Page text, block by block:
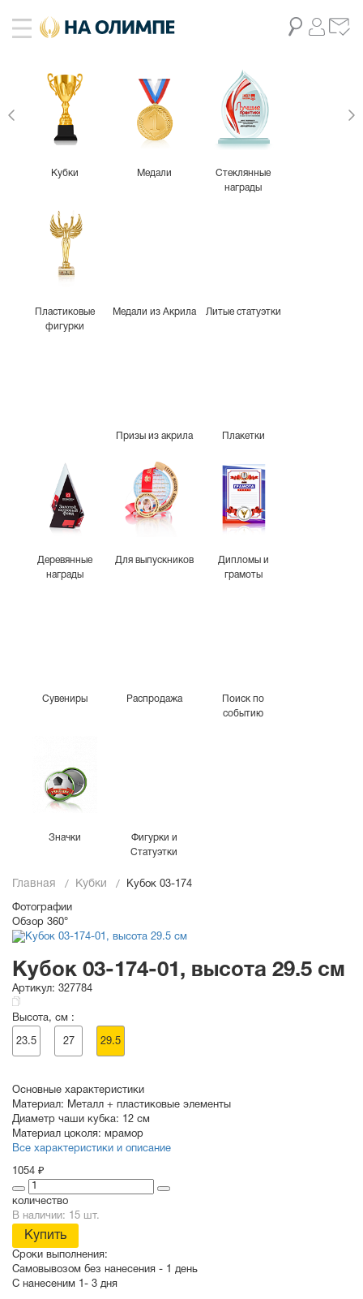
Кубки Медали
Стеклянные
награды
Пластиковые
фигурки
Медали из Акрила Литые статуэтки
Призы из акрила Плакетки
Деревянные
награды
Для выпускников
Дипломы и
грамоты
Сувениры Распродажа
Поиск по
событию
Значки
Фигурки и
Статуэтки
Главная Кубки Кубок 03-174
Фотографии
Обзор 360°
Кубок 03-174-01, высота 29.5 см
Артикул: 327784
Высота, см :
23.5 27 29.5
Основные характеристики
Материал: Металл + пластиковые элементы
Диаметр чаши кубка: 12 см
Материал цоколя: мрамор
Все характеристики и описание
1054 ₽
количество
В наличии: 15 шт.
Купить
Сроки выполнения:
Самовывозом без нанесения -
1 день
С нанесеним
1- 3 дня